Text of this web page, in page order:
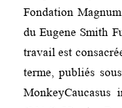
Fondation
du Eugene Smith
travail est
terme, publiés
MonkeyCaucasus